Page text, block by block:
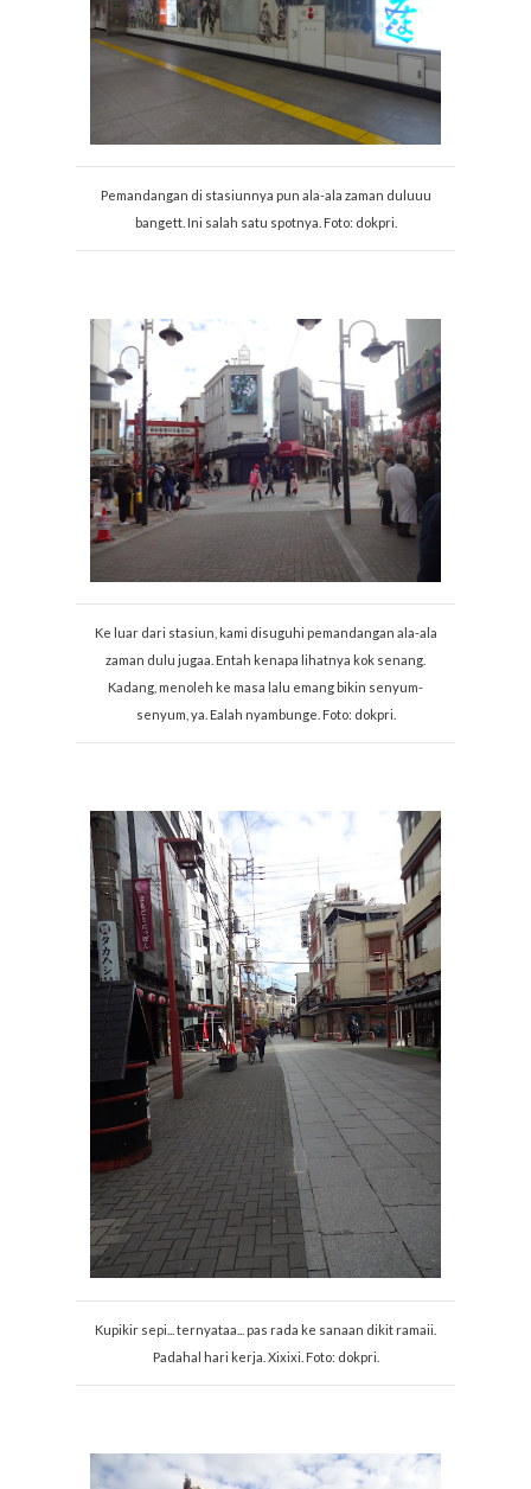
Pemandangan di stasiunnya pun ala-ala zaman duluuu
bangett. Ini salah satu spotnya. Foto: dokpri.
Ke luar dari stasiun, kami disuguhi pemandangan ala-ala
zaman dulu jugaa. Entah kenapa lihatnya kok senang.
Kadang, menoleh ke masa lalu emang bikin senyum-
senyum, ya. Ealah nyambunge. Foto: dokpri.
Kupikir sepi... ternyataa... pas rada ke sanaan dikit ramaii.
Padahal hari kerja. Xixixi. Foto: dokpri.